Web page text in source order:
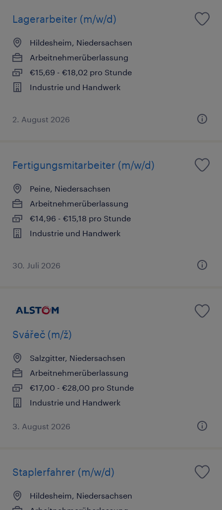
Lagerarbeiter (m/w/d)
Hildesheim, Niedersachsen
Arbeitnehmerüberlassung
€15,69 - €18,02 pro Stunde
Industrie und Handwerk
2. August 2026
Fertigungsmitarbeiter (m/w/d)
Peine, Niedersachsen
Arbeitnehmerüberlassung
€14,96 - €15,18 pro Stunde
Industrie und Handwerk
30. Juli 2026
Svářeč (m/ž)
Salzgitter, Niedersachsen
Arbeitnehmerüberlassung
€17,00 - €28,00 pro Stunde
Industrie und Handwerk
3. August 2026
Staplerfahrer (m/w/d)
Hildesheim, Niedersachsen